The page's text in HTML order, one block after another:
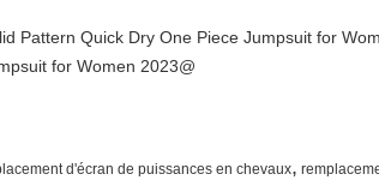
Pattern Quick Dry One Piece Jumpsuit for
for Women 2023@
d'écran de puissances en chevaux,